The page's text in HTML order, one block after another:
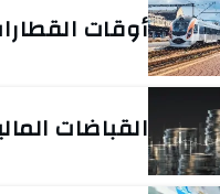
أوقات
القباضات